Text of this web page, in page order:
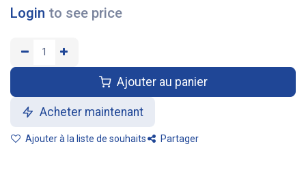
Login to see price
Ajouter au panier
Acheter maintenant
Ajouter à la liste de souhaits Partager